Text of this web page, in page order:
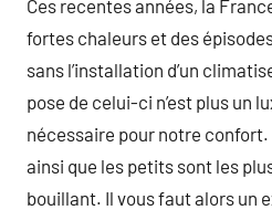
Ces recentes années, la
fortes chaleurs et des
sans l’installation d’un
pose de celui-ci n’est plus un
nécessaire pour notre
ainsi que les petits sont les
bouillant. Il vous faut alors un